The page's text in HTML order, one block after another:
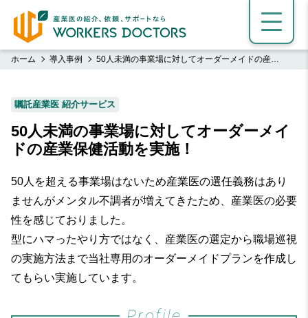
ホーム 導入事例
50人未満の事業場に対してオーダーメイドの産業
嘱託産業医 紹介サービス
50人未満の事業場に対してオーダーメイ
ドの産業保健活動を実施！
50人を超える事業場はないため産業医の選任義務はあり
ませんがメンタル不調者が増えてきたため、産業医の必要
性を感じておりました。
型にハマったやり方ではなく、産業医の選定から職場巡視
の実施方法まで当社専用のオーダーメイドプランを作成し
てもらい実施しています。